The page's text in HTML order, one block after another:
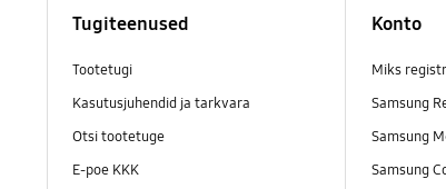
Tugiteenused
Tootetugi
Kasutusjuhendid ja tarkvara
Otsi tootetuge
E-poe KKK
Konto
Miks
Samsung
Samsung
Samsung